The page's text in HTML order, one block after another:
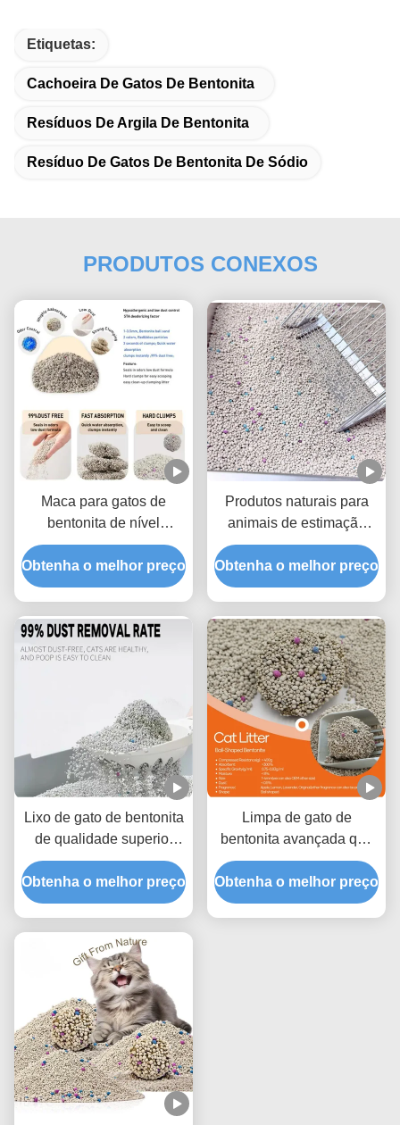
Etiquetas:
Cachoeira De Gatos De Bentonita
Resíduos De Argila De Bentonita
Resíduo De Gatos De Bentonita De Sódio
PRODUTOS CONEXOS
Maca para gatos de
bentonita de nível
profissional com
tecnologia superior de
aglomeração e controle
Obtenha o melhor preço
Produtos naturais para
animais de estimação
Lixo de gato de bentonita
para controle eficaz do
odor e desempenho
Obtenha o melhor preço
Lixo de gato de bentonita
de qualidade superior
com fórmula de
aglomeração dura e
baixo rastreamento
Obtenha o melhor preço
Limpa de gato de
bentonita avançada que
proporciona absorção
rápida de líquidos e
proteção máxima contra
Obtenha o melhor preço